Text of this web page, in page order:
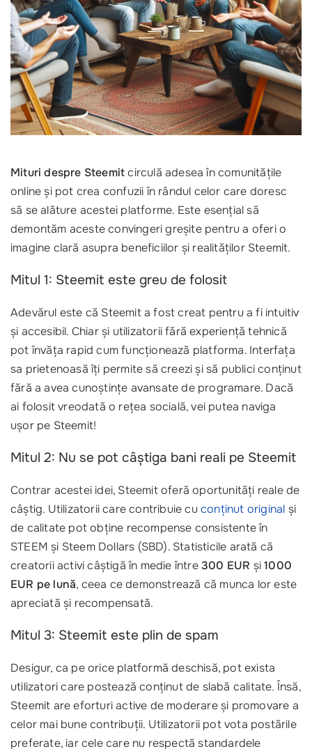
Mituri despre Steemitcirculă adesea în comunitățile
online și pot crea confuzii în rândul celor care doresc
să se alăture acestei platforme. Este esențial să
demontăm aceste convingeri greșite pentru a oferi o
imagine clară asupra beneficiilor și realităților Steemit.
Mitul 1: Steemit este greu de folosit
Adevărul este că Steemit a fost creat pentru a fi intuitiv
și accesibil. Chiar și utilizatorii fără experiență tehnică
pot învăța rapid cum funcționează platforma. Interfața
sa prietenoasă îți permite să creezi și să publici conținut
fără a avea cunoștințe avansate de programare. Dacă
ai folosit vreodată o rețea socială, vei putea naviga
ușor pe Steemit!
Mitul 2: Nu se pot câștiga bani reali pe Steemit
Contrar acestei idei, Steemit oferă oportunități reale de
câștig. Utilizatorii care contribuie cuconținut original și
de calitate pot obține recompense consistente în
STEEM și Steem Dollars (SBD). Statisticile arată că
creatorii activi câștigă în medie între300 EUR și1000
EUR pe lună, ceea ce demonstrează că munca lor este
apreciată și recompensată.
Mitul 3: Steemit este plin de spam
Desigur, ca pe orice platformă deschisă, pot exista
utilizatori care postează conținut de slabă calitate. Însă,
Steemit are eforturi active de moderare și promovare a
celor mai bune contribuții. Utilizatorii pot vota postările
preferate, iar cele care nu respectă standardele